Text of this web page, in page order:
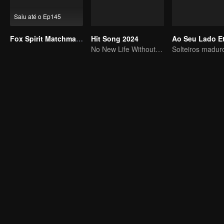
Saiu até o Ep145
Fox Spirit Matchmaker
Hit Song 2024
No New Life Without New Songs